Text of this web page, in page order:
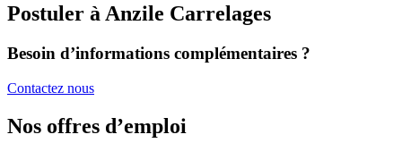
Postuler à Anzile Carrelages
Besoin d’informations complémentaires ?
Contactez nous
Nos offres d’emploi